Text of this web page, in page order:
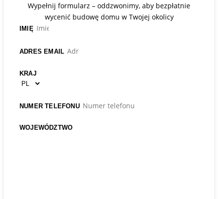
Wypełnij formularz – oddzwonimy, aby bezpłatnie
wycenić budowę domu w Twojej okolicy
IMIĘ
ADRES EMAIL
KRAJ
NUMER TELEFONU
WOJEWÓDZTWO